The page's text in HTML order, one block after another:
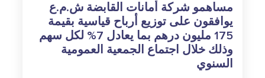
مساهمو شركة أمانات القابضة ش.م.ع
يوافقون على توزيع أرباح قياسية بقيمة
175 مليون درهم بما يعادل 7% لكل سهم
وذلك خلال اجتماع الجمعية العمومية
السنوي